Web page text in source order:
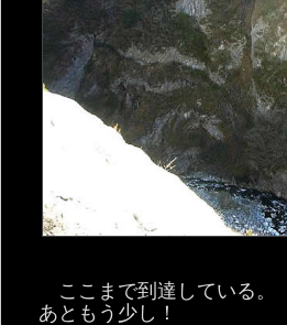
ここまで到達している。
あともう少し！